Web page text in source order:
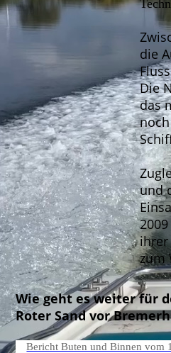
die
Die
das
und
ihrer
zum
Wie geht es weiter für
Roter Sand vor
Bericht Buten und Binnen vom